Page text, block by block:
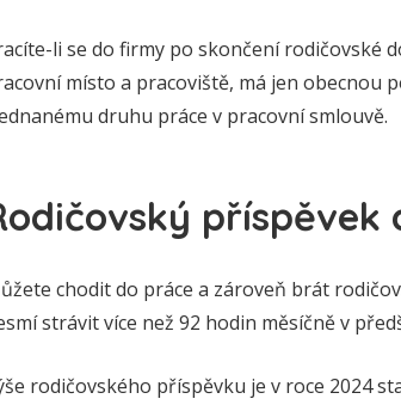
li se do firmy po skončení rodičovské
místo a pracoviště, má jen obecnou
druhu práce v pracovní smlouvě.
příspěvek
chodit do práce a zároveň brát
strávit více než 92 hodin měsíčně v
rodičovského příspěvku je v roce 2024